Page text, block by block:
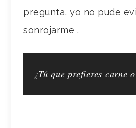
pregunta, yo no pude
sonrojarme .
¿Tú que prefieres carne